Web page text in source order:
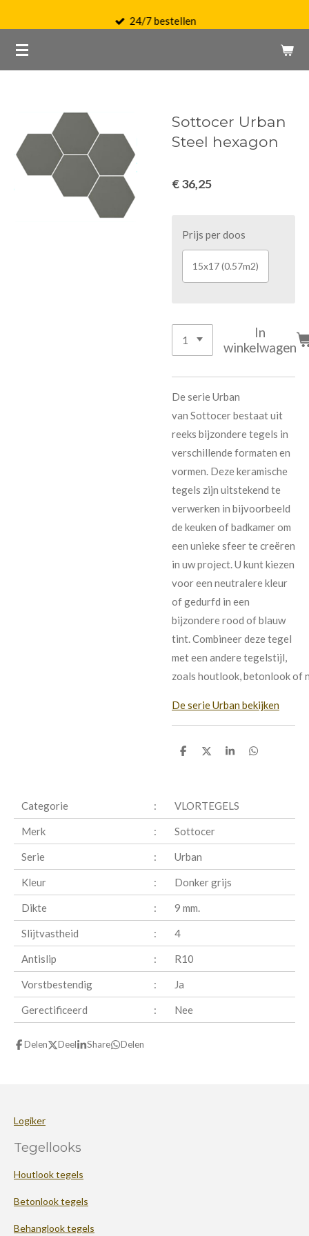
naar
de
24/7 bestellen
Sottocer Urban
Steel hexagon
€ 36,25
Prijs per doos
15x17 (0.57m2)
In
winkelwagen
De serie Urban
van Sottocerbestaat uit
reeks bijzondere tegels in
verschillende formaten en
vormen. Deze keramische
tegels zijn uitstekend te
verwerken in bijvoorbeeld
de keuken of badkamer om
een unieke sfeer te creëren
in uw project. U kunt kiezen
voor een neutralere kleur
of gedurfd in een
bijzondere rood of blauw
tint. Combineer deze tegel
met een andere tegelstijl,
zoals houtlook,betonlookof
De serie Urban bekijken
D
D
S
D
Categorie : VLORTEGELS
Merk : Sottocer
Serie : Urban
Kleur : Donker grijs
Dikte : 9 mm.
Slijtvastheid : 4
Antislip : R10
Vorstbestendig : Ja
Gerectificeerd : Nee
Delen Deel Share Delen
Logiker
Tegellooks
Houtlook tegels
Betonlook tegels
Behanglook tegels